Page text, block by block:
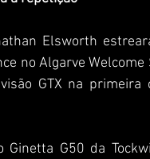
Elsworth
no Algarve
GTX na
Ginetta G50 da